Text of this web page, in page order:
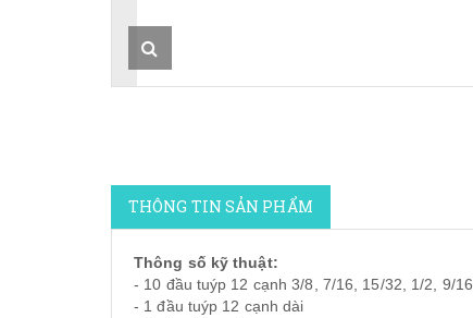
THÔNG TIN SẢN PHẨM
Thông số kỹ thuật:
- 10 đầu tuýp 12 cạnh 3/8, 7/16, 15/32, 1/2, 9/
- 1 đầu tuýp 12 cạnh dài